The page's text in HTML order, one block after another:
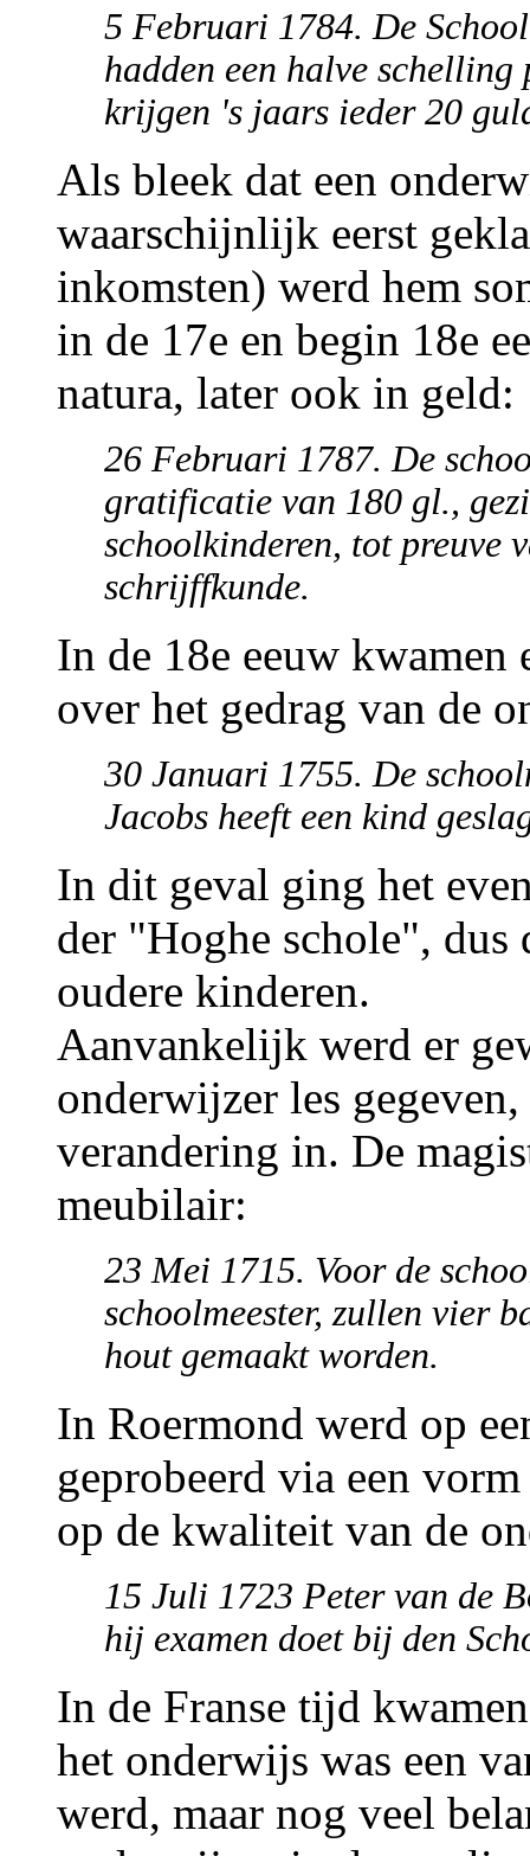
5 Februari 1784. De
hadden een halve
krijgen 's jaars ieder 20
Als bleek dat een
waarschijnlijk eerst
inkomsten) werd hem
in de 17e en begin 18e
natura, later ook in geld:
26 Februari 1787. De
gratificatie van 180 gl.,
schoolkinderen, tot preuve
schrijffkunde.
In de 18e eeuw
over het gedrag van de
30 Januari 1755. De
Jacobs heeft een kind
In dit geval ging het
der "Hoghe schole", dus
oudere kinderen.
Aanvankelijk werd er
onderwijzer les
verandering in. De
meubilair:
23 Mei 1715. Voor de
schoolmeester, zullen vier
hout gemaakt worden.
In Roermond werd op
geprobeerd via een
op de kwaliteit van de
15 Juli 1723 Peter van de
hij examen doet bij den
In de Franse tijd
het onderwijs was een
werd, maar nog veel